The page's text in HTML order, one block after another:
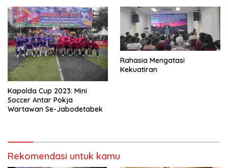
Kapolda Cup 2023: Mini
Soccer Antar Pokja
Wartawan Se-Jabodetabek
Rahasia Mengatasi
Kekuatiran
Rekomendasi untuk kamu